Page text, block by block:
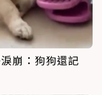
崩：狗狗還記